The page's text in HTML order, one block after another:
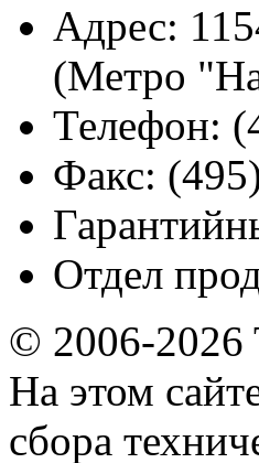
Адрес:
(Метро
Телефон:
Факс:
Отдел
© 2006-2026
На этом
сбора